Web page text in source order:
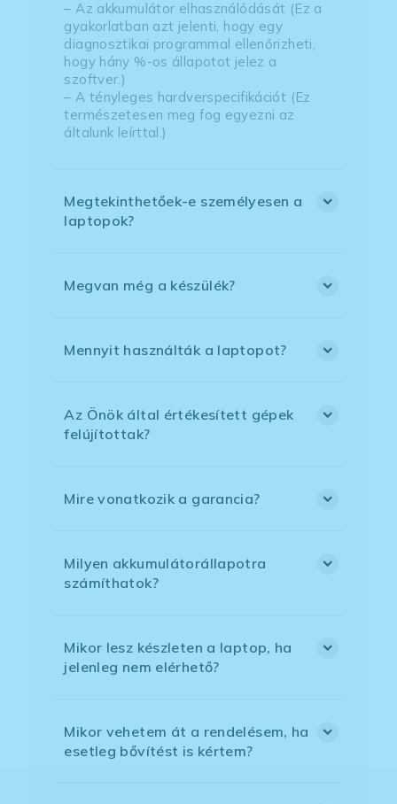
– Az akkumulátor elhasználódását (Ez a
gyakorlatban azt jelenti, hogy egy
diagnosztikai programmal ellenőrizheti,
hogy hány %-os állapotot jelez a
szoftver.)
– A tényleges hardverspecifikációt (Ez
természetesen meg fog egyezni az
általunk leírttal.)
Megtekinthetőek-e személyesen a
laptopok?
Megvan még a készülék?
Mennyit használták a laptopot?
Az Önök által értékesített gépek
felújítottak?
Mire vonatkozik a garancia?
Milyen akkumulátorállapotra
számíthatok?
Mikor lesz készleten a laptop, ha
jelenleg nem elérhető?
Mikor vehetem át a rendelésem, ha
esetleg bővítést is kértem?